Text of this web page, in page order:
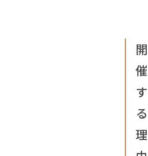
開
催
す
る
理